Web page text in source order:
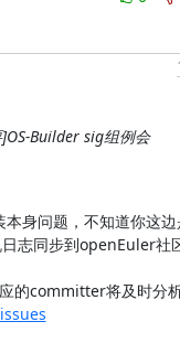
Builder sig组例会
身问题，不知道你这
志同步到openEuler社